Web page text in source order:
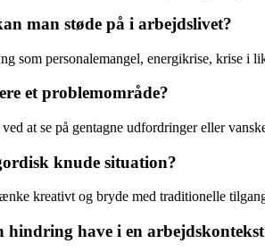
man støde på i arbejdslivet?
som personalemangel, energikrise, krise i
et problemområde?
at se på gentagne udfordringer eller
knude situation?
kreativt og bryde med traditionelle
hindring have i en